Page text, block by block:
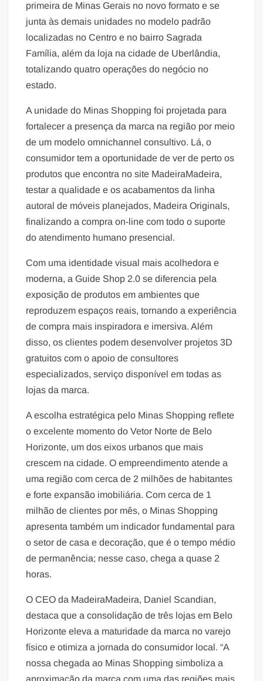
primeira de Minas Gerais no novo formato e se
junta às demais unidades no modelo padrão
localizadas no Centro e no bairro Sagrada
Família, além da loja na cidade de Uberlândia,
totalizando quatro operações do negócio no
estado.
A unidade do Minas Shopping foi projetada para
fortalecer a presença da marca na região por meio
de um modelo omnichannel consultivo. Lá, o
consumidor tem a oportunidade de ver de perto os
produtos que encontra no site MadeiraMadeira,
testar a qualidade e os acabamentos da linha
autoral de móveis planejados, Madeira Originals,
finalizando a compra on-line com todo o suporte
do atendimento humano presencial.
Com uma identidade visual mais acolhedora e
moderna, a Guide Shop 2.0 se diferencia pela
exposição de produtos em ambientes que
reproduzem espaços reais, tornando a experiência
de compra mais inspiradora e imersiva. Além
disso, os clientes podem desenvolver projetos 3D
gratuitos com o apoio de consultores
especializados, serviço disponível em todas as
lojas da marca.
A escolha estratégica pelo Minas Shopping reflete
o excelente momento do Vetor Norte de Belo
Horizonte, um dos eixos urbanos que mais
crescem na cidade. O empreendimento atende a
uma região com cerca de 2 milhões de habitantes
e forte expansão imobiliária. Com cerca de 1
milhão de clientes por mês, o Minas Shopping
apresenta também um indicador fundamental para
o setor de casa e decoração, que é o tempo médio
de permanência; nesse caso, chega a quase 2
horas.
O CEO da MadeiraMadeira, Daniel Scandian,
destaca que a consolidação de três lojas em Belo
Horizonte eleva a maturidade da marca no varejo
físico e otimiza a jornada do consumidor local. “A
nossa chegada ao Minas Shopping simboliza a